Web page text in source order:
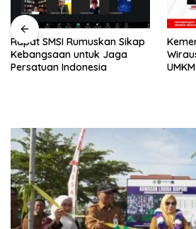
Kemenpora & FKP Cetak
Wirausaha Muda Digital,
UMKM dan Kemenparekraf